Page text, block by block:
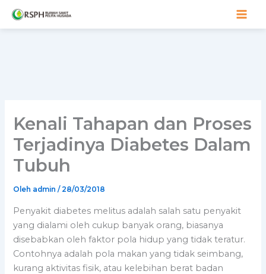
Kenali Tahapan dan Proses
Terjadinya Diabetes Dalam
Tubuh
Oleh admin/28/03/2018
Penyakit diabetes melitus adalah salah satu penyakit
yang dialami oleh cukup banyak orang, biasanya
disebabkan oleh faktor pola hidup yang tidak teratur.
Contohnya adalah pola makan yang tidak seimbang,
kurang aktivitas fisik, atau kelebihan berat badan